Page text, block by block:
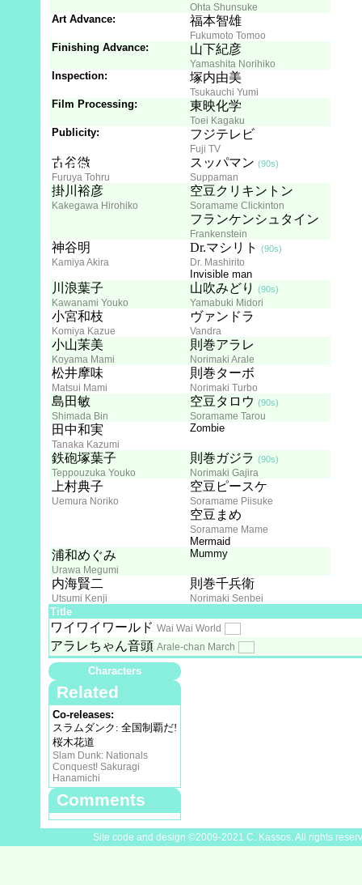
Ohta Shunsuke
Art Advance: 福本智雄
Fukumoto Tomoo
Finishing Advance: 山下紀彦
Yamashita Norihiko
Inspection: 塚内由美
Tsukauchi Yumi
Film Processing: 東映化学
Toei Kagaku
Publicity: フジテレビ
Fuji TV
Cast
古谷徹
Furuya Tohru
スッパマン (90s)
Suppaman
掛川裕彦
Kakegawa Hirohiko
空豆クリキントン
Soramame Clickinton
フランケンシュタイン
Frankenstein
神谷明
Kamiya Akira
Dr.マシリト (90s)
Dr. Mashirito
Invisible man
川浪葉子
Kawanami Youko
山吹みどり (90s)
Yamabuki Midori
小宮和枝
Komiya Kazue
ヴァンドラ
Vandra
小山茉美
Koyama Mami
則巻アラレ
Norimaki Arale
松井摩味
Matsui Mami
則巻ターボ
Norimaki Turbo
島田敏
Shimada Bin
空豆タロウ (90s)
Soramame Tarou
田中和実
Tanaka Kazumi
Zombie
鉄砲塚葉子
Teppouzuka Youko
則巻ガジラ (90s)
Norimaki Gajira
上村典子
Uemura Noriko
空豆ピースケ
Soramame Piisuke
空豆まめ
Soramame Mame
Mermaid
浦和めぐみ
Urawa Megumi
Mummy
内海賢二
Utsumi Kenji
則巻千兵衛
Norimaki Senbei
Title
ワイワイワールド Wai Wai World
アラレちゃん音頭 Arale-chan March
Characters
Related
Co-releases:
スラムダンク: 全国制覇だ!
桜木花道
Slam Dunk: Nationals
Conquest! Sakuragi
Hanamichi
Comments
Site code and design ©2009-2021 C. Kassos. All rights